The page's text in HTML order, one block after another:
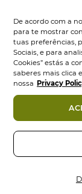
CONSELHOS
Esfrega o
no cabelo
fazendo
• + de 99%
•
Agricultura
• Sem sulfatos
dos nossos
Também
De acordo com a
para te mostrar
tuas preferências,
Sociais, e para
Cookies” estás a
saberes mais clica
nossa Privacy